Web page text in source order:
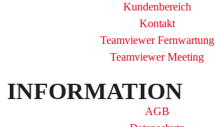
Kundenbereich
Kontakt
Teamviewer Fernwartung
Teamviewer Meeting
INFORMATION
AGB